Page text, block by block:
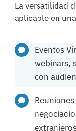
La versatilidad
aplicable en
Eventos
webinars,
con